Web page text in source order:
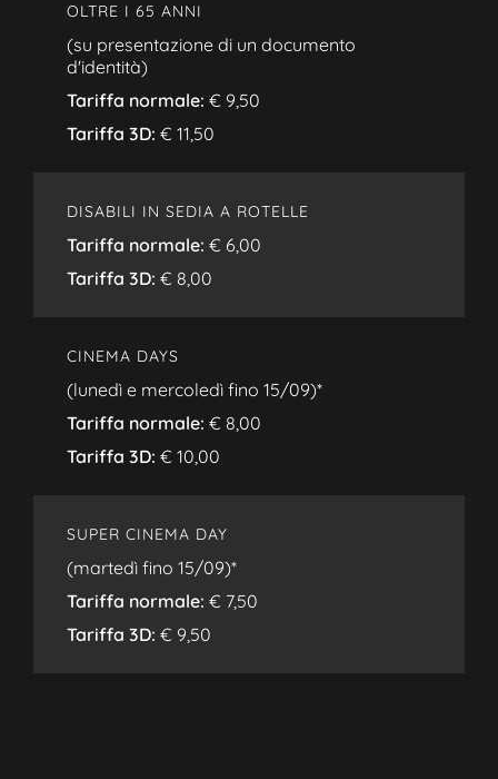
OLTRE I 65 ANNI
(su presentazione di un documento
d'identità)
Tariffa normale: € 9,50
Tariffa 3D: € 11,50
DISABILI IN SEDIA A ROTELLE
Tariffa normale: € 6,00
Tariffa 3D: € 8,00
CINEMA DAYS
(lunedì e mercoledì fino 15/09)*
Tariffa normale: € 8,00
Tariffa 3D: € 10,00
SUPER CINEMA DAY
(martedì fino 15/09)*
Tariffa normale: € 7,50
Tariffa 3D: € 9,50